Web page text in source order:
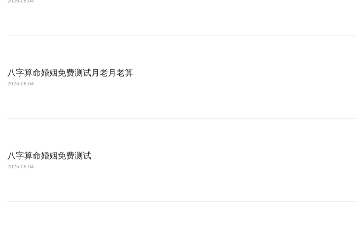
八字算命婚姻免费测试月老月老算
2026-08-04
八字算命婚姻免费测试
2026-08-04